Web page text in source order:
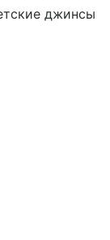
джинсы